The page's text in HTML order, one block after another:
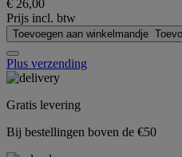
€ 26,00
Prijs incl. btw
Toevoegen aan winkelmandje
Plus verzending
Gratis levering
Bij bestellingen boven de €50